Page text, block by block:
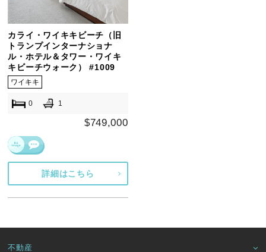
カライ・ワイキキビーチ（旧
トランプインターナショナ
ル・ホテル＆タワー・ワイキ
キビーチウォーク） #1009
ワイキキ
0 1
$749,000
詳細はこちら
不動産